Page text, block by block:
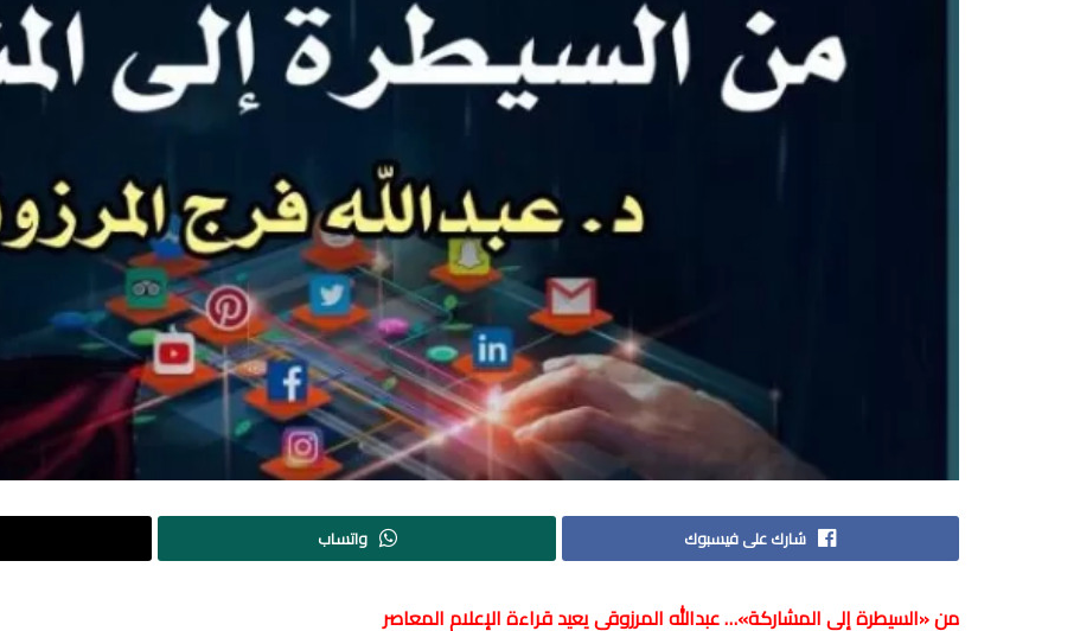
شارك على فيسبوك واتساب
من «السيطرة إلى المشاركة»… عبدالله المرزوقي يعيد قراءة الإعلام المعاصر